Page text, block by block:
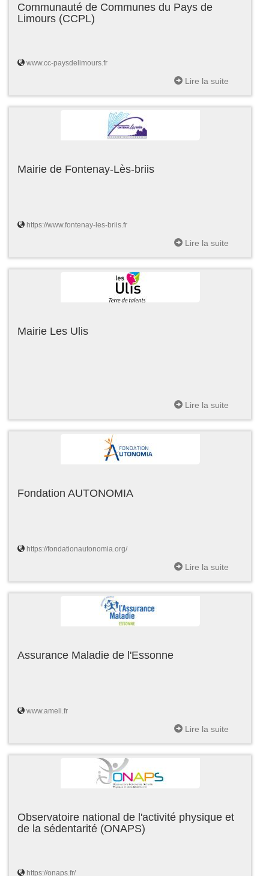
Communauté de Communes du Pays de
Limours (CCPL)
www.cc-paysdelimours.fr
Lire la suite
Mairie de Fontenay-Lès-briis
https://www.fontenay-les-briis.fr
Lire la suite
Mairie Les Ulis
Lire la suite
Fondation AUTONOMIA
https://fondationautonomia.org/
Lire la suite
Assurance Maladie de l'Essonne
www.ameli.fr
Lire la suite
Observatoire national de l'activité physique et
de la sédentarité (ONAPS)
https://onaps.fr/